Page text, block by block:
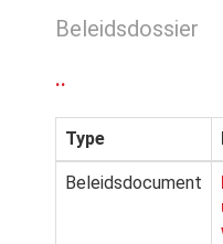
Beleidsdossier
..
Type
Beleidsdocument